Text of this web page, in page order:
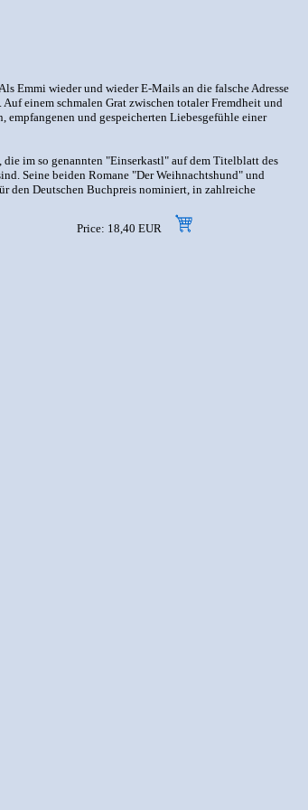
Emmi wieder und wieder E-Mails an die falsche Adresse
einem schmalen Grat zwischen totaler Fremdheit und
und gespeicherten Liebesgefühle einer
im so genannten "Einserkastl" auf dem Titelblatt des
Seine beiden Romane "Der Weihnachtshund" und
den Deutschen Buchpreis nominiert, in zahlreiche
Price: 18,40 EUR